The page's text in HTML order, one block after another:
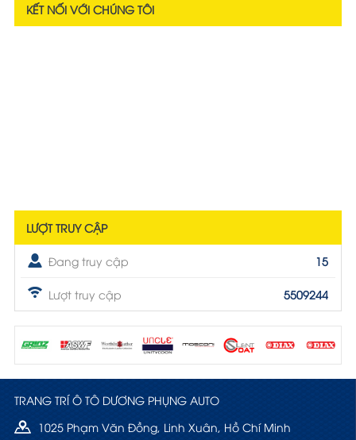
KẾT NỐI VỚI CHÚNG TÔI
LƯỢT TRUY CẬP
Đang truy cập 15
Lượt truy cập 5509244
TRANG TRÍ Ô TÔ DƯƠNG PHỤNG AUTO
1025 Phạm Văn Đồng, Linh Xuân, Hồ Chí Minh